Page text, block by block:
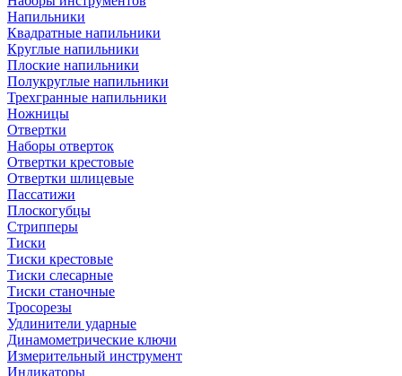
Напильники
Квадратные напильники
Круглые напильники
Плоские напильники
Полукруглые напильники
Трехгранные напильники
Ножницы
Отвертки
Наборы отверток
Отвертки крестовые
Отвертки шлицевые
Пассатижи
Плоскогубцы
Стрипперы
Тиски
Тиски крестовые
Тиски слесарные
Тиски станочные
Тросорезы
Удлинители ударные
Динамометрические ключи
Измерительный инструмент
Индикаторы